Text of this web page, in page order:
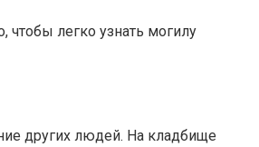
чтобы легко узнать могилу
других людей. На кладбище